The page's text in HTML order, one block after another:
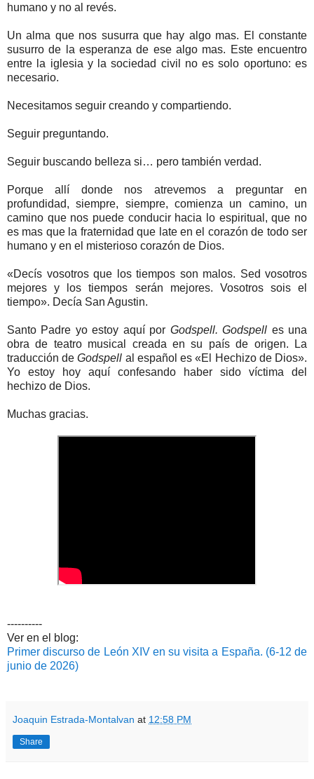
humano y no al revés.
Un alma que nos susurra que hay algo mas. El constante
susurro de la esperanza de ese algo mas. Este encuentro
entre la iglesia y la sociedad civil no es solo oportuno: es
necesario.
Necesitamos seguir creando y compartiendo.
Seguir preguntando.
Seguir buscando belleza si… pero también verdad.
Porque allí donde nos atrevemos a preguntar en
profundidad, siempre, siempre, comienza un camino, un
camino que nos puede conducir hacia lo espiritual, que no
es mas que la fraternidad que late en el corazón de todo ser
humano y en el misterioso corazón de Dios.
«Decís vosotros que los tiempos son malos. Sed vosotros
mejores y los tiempos serán mejores. Vosotros sois el
tiempo». Decía San Agustin.
Santo Padre yo estoy aquí por Godspell. Godspell es una
obra de teatro musical creada en su país de origen. La
traducción deGodspell al español es «El Hechizo de Dios».
Yo estoy hoy aquí confesando haber sido víctima del
hechizo de Dios.
Muchas gracias.
----------
Ver en el blog:
Primer discurso de León XIV en su visita a España. (6-12 de
junio de 2026)
Joaquin Estrada-Montalvan at 12:58 PM
Share